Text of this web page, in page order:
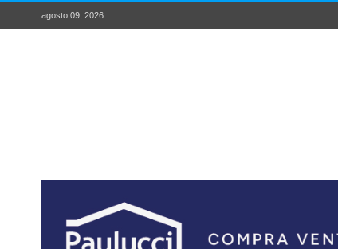
agosto 09, 2026